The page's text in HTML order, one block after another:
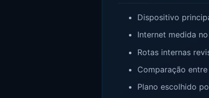
Dispositivo
Internet medida
Rotas internas
Comparação
Plano escolhido